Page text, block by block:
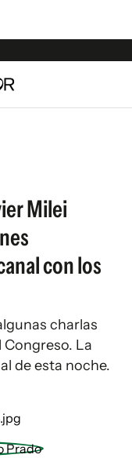
Milei
con los
charlas
La
de esta noche.